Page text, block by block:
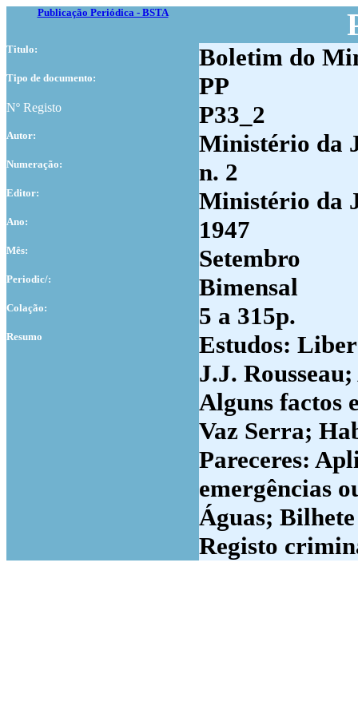
Publicação Periódica - BSTA
Titulo: Boletim do
Tipo de documento: PP
Nº Registo P33_2
Autor: Ministério da
Numeração: n. 2
Editor: Ministério da
Ano: 1947
Mês: Setembro
Periodic/: Bimensal
Colação: 5 a 315p.
Resumo
Estudos:
J.J.
Alguns factos
Vaz Serra;
Pareceres:
emergências
Águas;
Registo